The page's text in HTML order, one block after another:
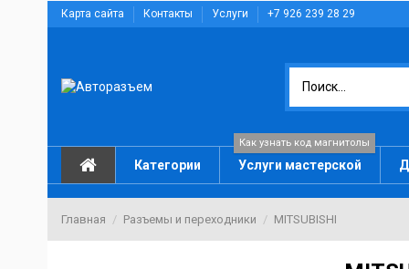
Карта сайта Контакты Услуги +7 926 239 28 29
Категории Услуги мастерской
Как узнать код магнитолы
Главная Разъемы и переходники MITSUBISHI